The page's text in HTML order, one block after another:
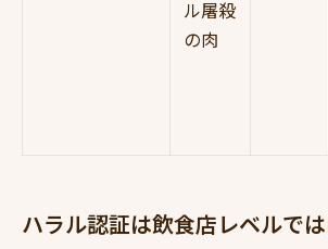
ル屠殺
の肉
ハラル認証は飲食店レベルで